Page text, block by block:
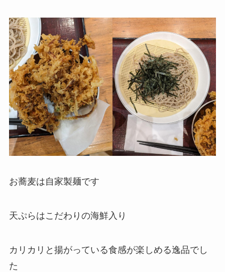
お蕎麦は自家製麺です
天ぷらはこだわりの海鮮入り
カリカリと揚がっている食感が楽しめる逸品でし
た